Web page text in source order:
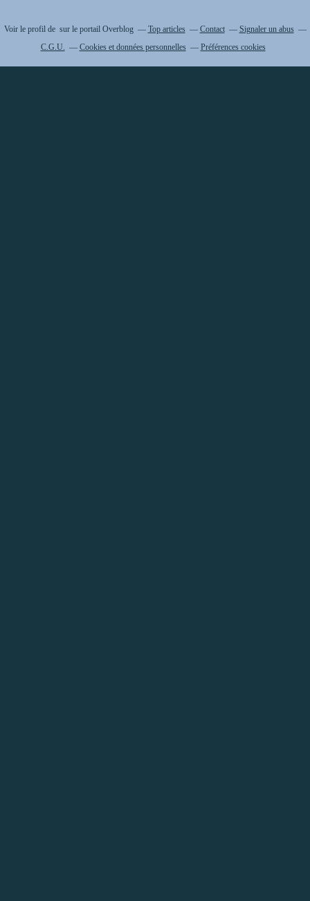
Voir le profil de sur le portail Overblog Top articles Contact
Signaler un abus
C.G.U.
Cookies et données personnelles Préférences cookies